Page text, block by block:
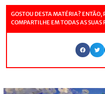
GOSTOU DESTA MATÉRIA? ENTÃO,
COMPARTILHE EM TODAS AS SUAS